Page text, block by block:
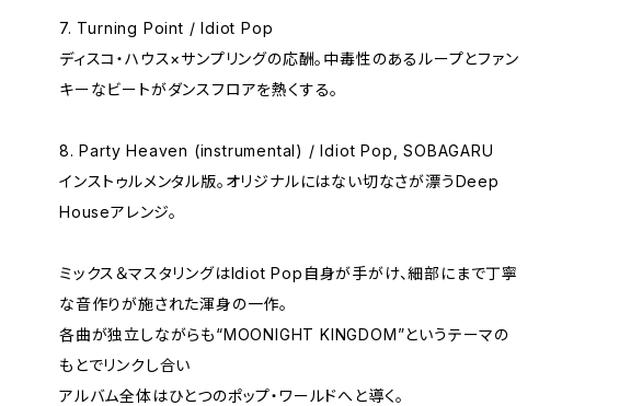
7. Turning Point / Idiot Pop
ディスコ・ハウス×サンプリングの応酬。中毒性のあるループとファン
キーなビートがダンスフロアを熱くする。
8. Party Heaven (instrumental) / Idiot Pop, SOBAGARU
インストゥルメンタル版。オリジナルにはない切なさが漂うDeep
Houseアレンジ。
ミックス＆マスタリングはIdiot Pop自身が手がけ、細部にまで丁寧
な音作りが施された渾身の一作。
各曲が独立しながらも“MOONIGHT KINGDOM”というテーマの
もとでリンクし合い
アルバム全体はひとつのポップ・ワールドへと導く。